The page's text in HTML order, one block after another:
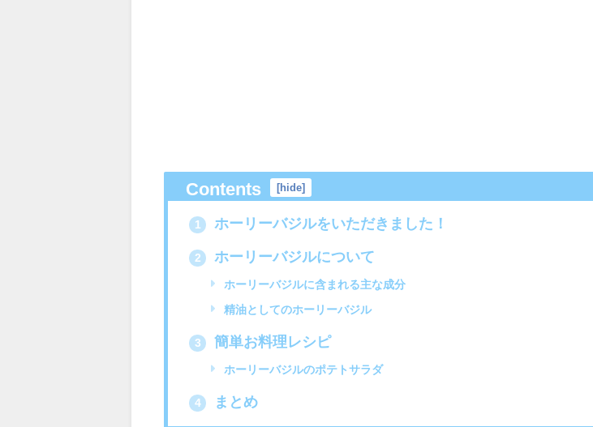
Contents [hide]
1 ホーリーバジルをいただきました！
2 ホーリーバジルについて
ホーリーバジルに含まれる主な成分
精油としてのホーリーバジル
3 簡単お料理レシピ
ホーリーバジルのポテトサラダ
4 まとめ